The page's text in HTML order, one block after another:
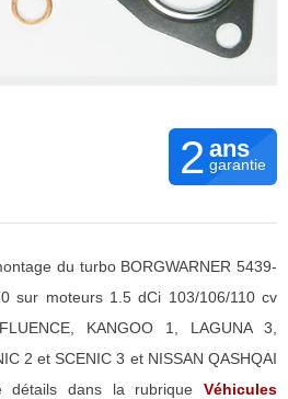
2 ans
garantie
du turbo BORGWARNER 5439-
sur moteurs 1.5 dCi 103/106/110 cv
KANGOO 1, LAGUNA 3,
2 et SCENIC 3 et NISSAN QASHQAI
détails dans la rubrique Véhicules